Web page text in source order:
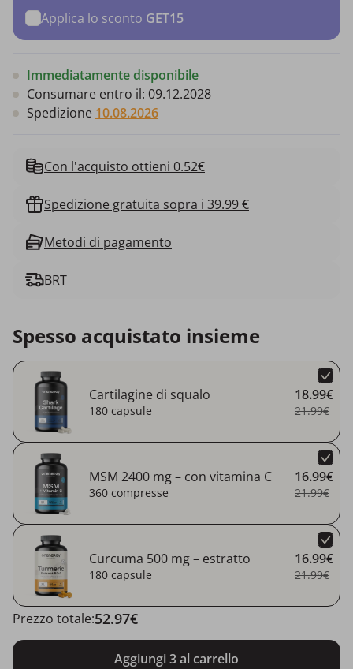
Applica lo sconto GET15
Immediatamente disponibile
Consumare entro il: 09.12.2028
Spedizione 10.08.2026
Con l'acquisto ottieni 0.52€
Spedizione gratuita sopra i 39.99 €
Metodi di pagamento
BRT
Spesso acquistato insieme
Cartilagine di squalo
180 capsule
18.99€
21.99€
MSM 2400 mg – con vitamina C
360 compresse
16.99€
21.99€
Curcuma 500 mg – estratto
180 capsule
16.99€
21.99€
Aggiungi 3 al carrello
Prezzo totale:52.97€